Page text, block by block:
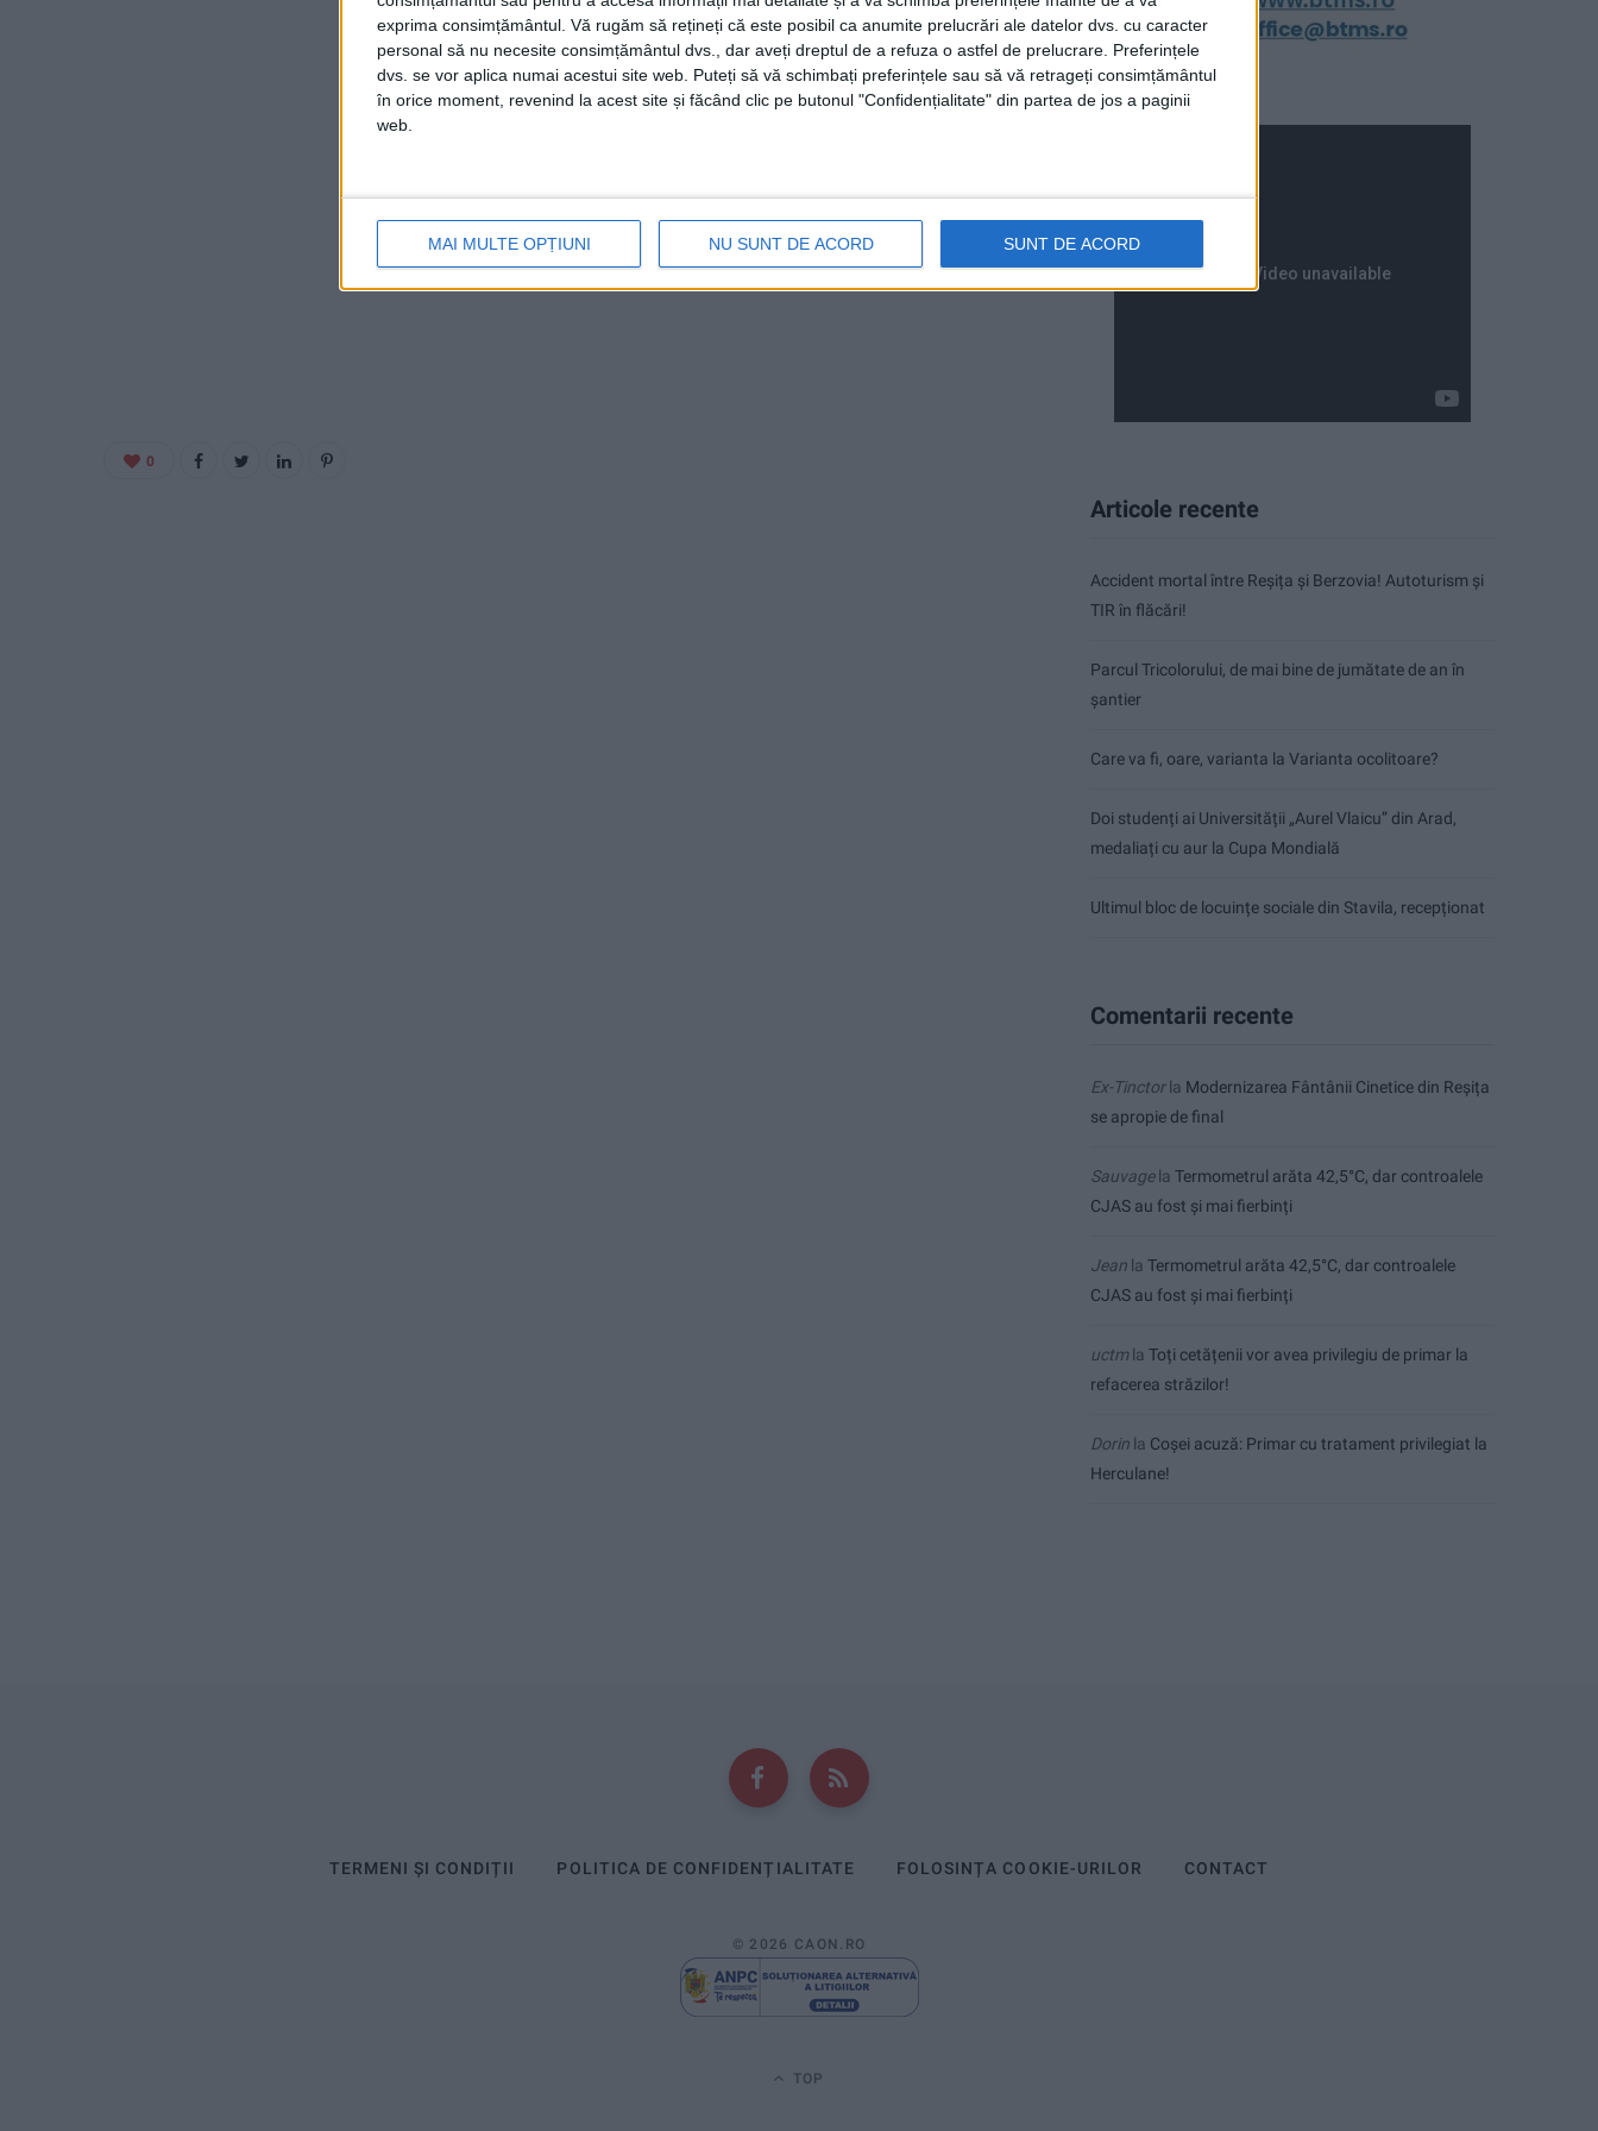
exprima consimțământul. Vă rugăm să rețineți că este posibil ca anumite prelucrări ale datelor dvs. cu caracter
personal să nu necesite consimțământul dvs., dar aveți dreptul de a refuza o astfel de prelucrare. Preferințele
dvs. se vor aplica numai acestui site web. Puteți să vă schimbați preferințele sau să vă retrageți consimțământul
în orice moment, revenind la acest site și făcând clic pe butonul "Confidențialitate" din partea de jos a paginii
web.
MAI MULTE OPȚIUNI NU SUNT DE ACORD SUNT DE ACORD
0
Articole recente
Accident mortal între Reșița și Berzovia! Autoturism și
TIR în flăcări!
Parcul Tricolorului, de mai bine de jumătate de an în
șantier
Care va fi, oare, varianta la Varianta ocolitoare?
Doi studenți ai Universității „Aurel Vlaicu” din Arad,
medaliați cu aur la Cupa Mondială
Ultimul bloc de locuințe sociale din Stavila, recepționat
Comentarii recente
Ex-Tinctorla Modernizarea Fântânii Cinetice din Reșița
se apropie de final
Sauvagela Termometrul arăta 42,5°C, dar controalele
CJAS au fost și mai fierbinți
Jean la Termometrul arăta 42,5°C, dar controalele
CJAS au fost și mai fierbinți
uctmla Toți cetățenii vor avea privilegiu de primar la
refacerea străzilor!
Dorin la Coșei acuză: Primar cu tratament privilegiat la
Herculane!
TERMENI ȘI CONDIȚII POLITICA DE CONFIDENȚIALITATE FOLOSINȚA COOKIE-URILOR CONTACT
© 2026 CAON.RO
TOP